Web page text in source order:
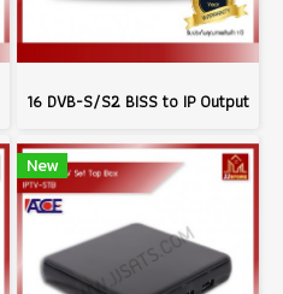
16 DVB-S/S2 BISS to IP Output
New